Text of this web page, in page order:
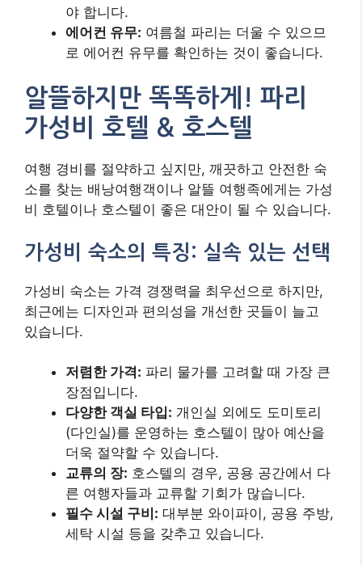
야 합니다.
에어컨 유무: 여름철 파리는 더울 수 있으므
로 에어컨 유무를 확인하는 것이 좋습니다.
알뜰하지만 똑똑하게! 파리
가성비 호텔 & 호스텔
여행 경비를 절약하고 싶지만, 깨끗하고 안전한 숙
소를 찾는 배낭여행객이나 알뜰 여행족에게는 가성
비 호텔이나 호스텔이 좋은 대안이 될 수 있습니다.
가성비 숙소의 특징: 실속 있는 선택
가성비 숙소는 가격 경쟁력을 최우선으로 하지만,
최근에는 디자인과 편의성을 개선한 곳들이 늘고
있습니다.
저렴한 가격: 파리 물가를 고려할 때 가장 큰
장점입니다.
다양한 객실 타입: 개인실 외에도 도미토리
(다인실)를 운영하는 호스텔이 많아 예산을
더욱 절약할 수 있습니다.
교류의 장: 호스텔의 경우, 공용 공간에서 다
른 여행자들과 교류할 기회가 많습니다.
필수 시설 구비: 대부분 와이파이, 공용 주방,
세탁 시설 등을 갖추고 있습니다.